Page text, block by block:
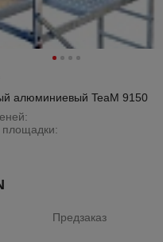
алюминиевый TeaM 9150
площадки:
Предзаказ